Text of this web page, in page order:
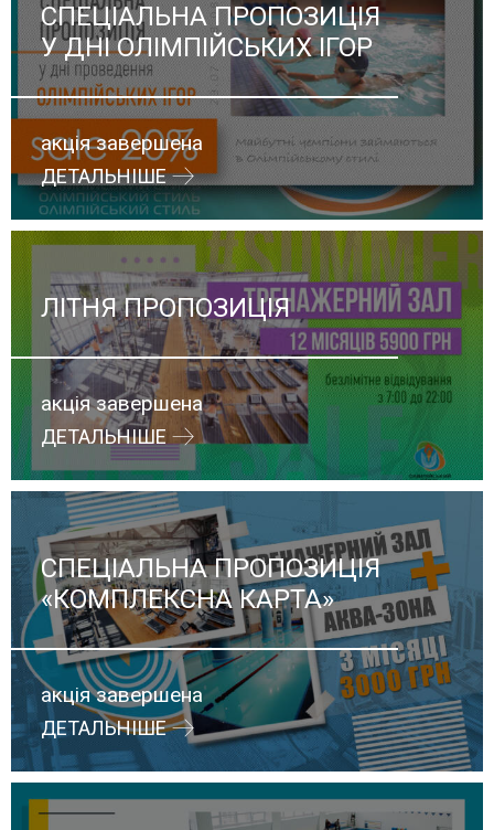
СПЕЦІАЛЬНА ПРОПОЗИЦІЯ
У ДНІ ОЛІМПІЙСЬКИХ ІГОР
акція завершена
ДЕТАЛЬНІШЕ
ЛІТНЯ ПРОПОЗИЦІЯ
акція завершена
ДЕТАЛЬНІШЕ
СПЕЦІАЛЬНА ПРОПОЗИЦІЯ
«КОМПЛЕКСНА КАРТА»
акція завершена
ДЕТАЛЬНІШЕ